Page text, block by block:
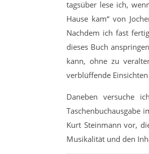
tagsüber lese ich,
Hause kam“ von
Nachdem ich fast
dieses Buch
kann, ohne zu
verblüffende
Daneben versuche
Taschenbuchausgabe
Kurt Steinmann vor,
Musikalität und den